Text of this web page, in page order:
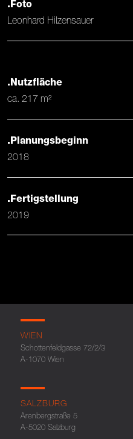
.Foto
Leonhard Hilzensauer
.Nutzfläche
ca. 217 m²
.Planungsbeginn
2018
.Fertigstellung
2019
WIEN
Schottenfeldgasse 72/2/3
A-1070 Wien
SALZBURG
Arenbergstraße 5
A-5020 Salzburg